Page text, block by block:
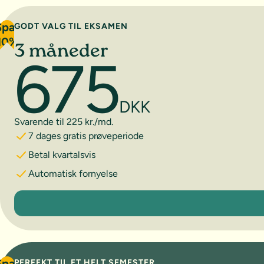
GODT VALG TIL EKSAMEN
3 måneder
675DKK
Svarende til 225 kr./md.
7 dages gratis prøveperiode
Betal kvartalsvis
Automatisk fornyelse
3 måneder